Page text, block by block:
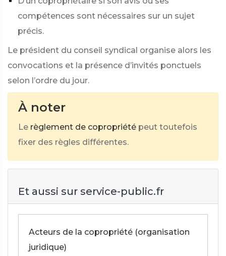
compétences sont nécessaires sur un sujet
précis.
Le président du conseil syndical organise alors les
convocations et la présence d’invités ponctuels
selon l’ordre du jour.
À noter
Le règlement de copropriété peut toutefois
fixer des règles différentes.
Et aussi sur service-public.fr
Acteurs de la copropriété (organisation
juridique)